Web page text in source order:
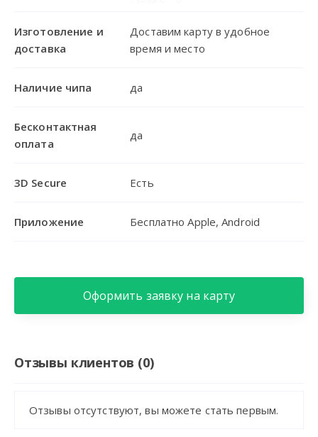
Изготовление и
доставка
Доставим карту в удобное
время и место
Наличие чипа да
Бесконтактная
оплата
да
3D Secure Есть
Приложение Бесплатно Apple, Android
Оформить заявку на карту
Отзывы клиентов (0)
Отзывы отсутствуют, вы можете стать первым.